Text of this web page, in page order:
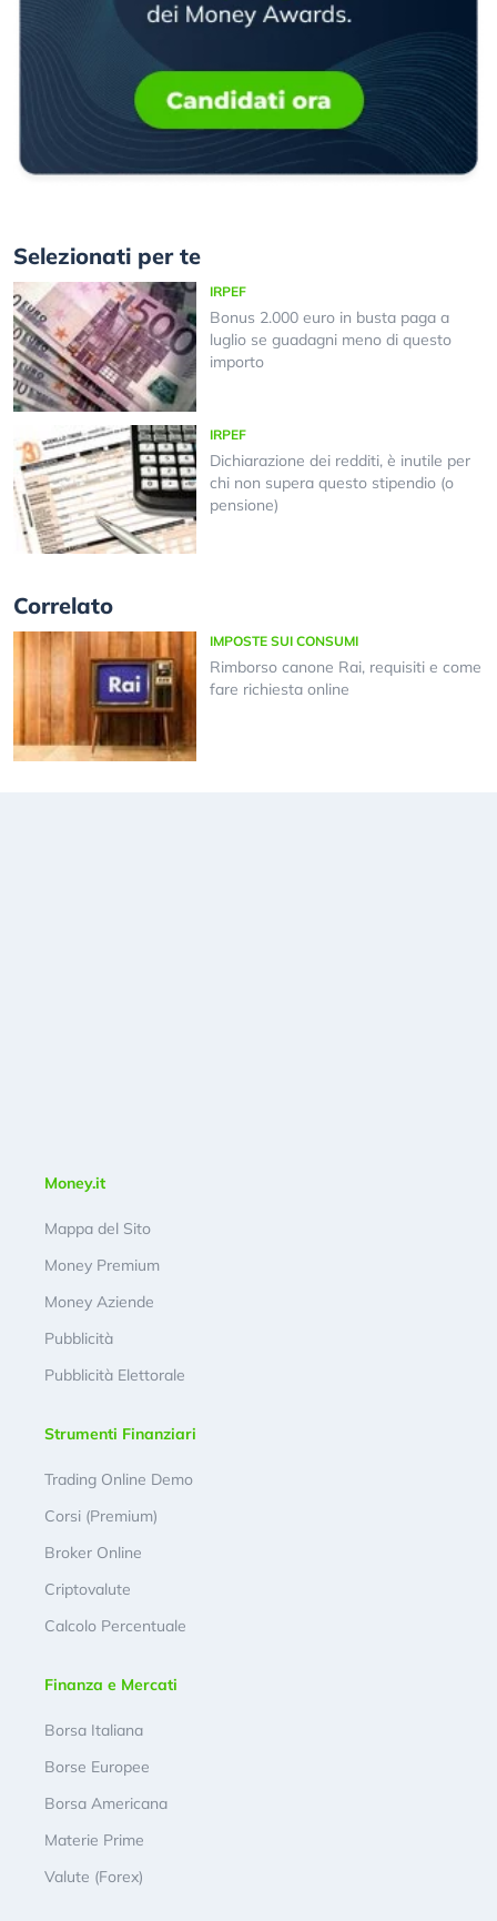
Selezionati per te
IRPEF
Bonus 2.000 euro in busta paga a
luglio se guadagni meno di questo
importo
IRPEF
Dichiarazione dei redditi, è inutile per
chi non supera questo stipendio (o
pensione)
Correlato
IMPOSTE SUI CONSUMI
Rimborso canone Rai, requisiti e come
fare richiesta online
Money.it
Mappa del Sito
Money Premium
Money Aziende
Pubblicità
Pubblicità Elettorale
Strumenti Finanziari
Trading Online Demo
Corsi (Premium)
Broker Online
Criptovalute
Calcolo Percentuale
Finanza e Mercati
Borsa Italiana
Borse Europee
Borsa Americana
Materie Prime
Valute (Forex)